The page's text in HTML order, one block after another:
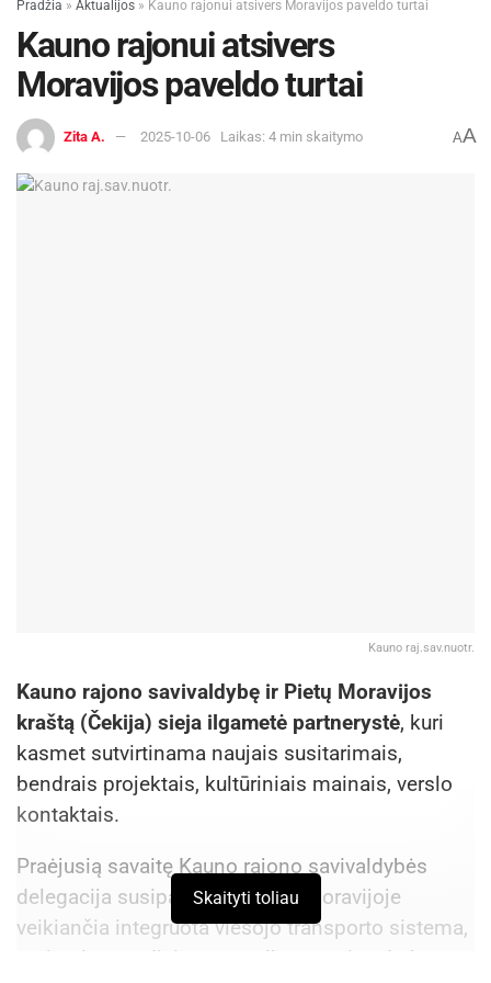
Pradžia » Aktualijos » Kauno rajonui atsivers Moravijos paveldo turtai
Kauno rajonui atsivers
Moravijos paveldo turtai
Zita A. 2025-10-06 Laikas: 4 min skaitymo AA
Kauno raj.sav.nuotr.
Kauno rajono savivaldybę ir Pietų Moravijos
kraštą (Čekija) sieja ilgametė partnerystė, kuri
kasmet sutvirtinama naujais susitarimais,
bendrais projektais, kultūriniais mainais, verslo
kontaktais.
Praėjusią savaitę Kauno rajono savivaldybės
delegacija susipažino su Pietų Moravijoje
veikiančia integruota viešojo transporto sistema,
greitosios medicinos pagalbos stoties darbu,
Skaityti toliau